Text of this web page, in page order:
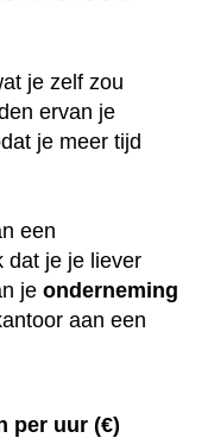
je zelf zou
ervan je
je meer tijd
een
dat je je liever
je onderneming
aan een
per uur (€)